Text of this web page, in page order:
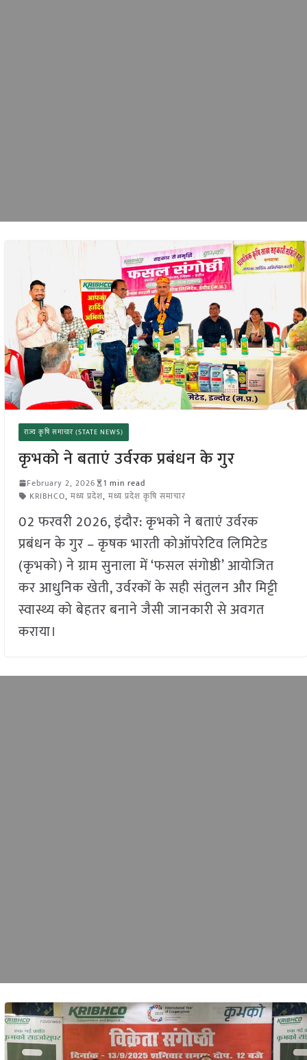
राज्य कृषि समाचार (STATE NEWS)
कृभको ने बताएं उर्वरक प्रबंधन के गुर
February 2, 2026
1 min read
KRIBHCO, मध्य प्रदेश, मध्य प्रदेश कृषि समाचार
02 फरवरी 2026, इंदौर: कृभको ने बताएं उर्वरक
प्रबंधन के गुर – कृषक भारती कोऑपरेटिव लिमिटेड
(कृभको) ने ग्राम सुनाला में ‘फसल संगोष्ठी’ आयोजित
कर आधुनिक खेती, उर्वरकों के सही संतुलन और मिट्टी
स्वास्थ्य को बेहतर बनाने जैसी जानकारी से अवगत
कराया।